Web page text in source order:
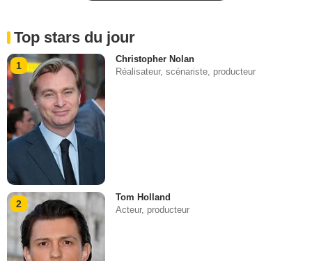
Top stars du jour
1
Christopher Nolan
Réalisateur, scénariste, producteur
2
Tom Holland
Acteur, producteur